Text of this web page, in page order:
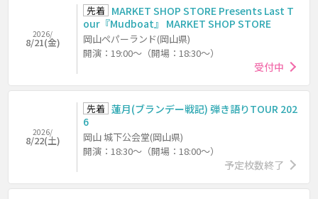
2026/
8/21(金)
先着 MARKET SHOP STORE Presents Last T
our『Mudboat』 MARKET SHOP STORE
岡山ペパーランド(岡山県)
開演：19:00～（開場：18:30～）
受付中
2026/
8/22(土)
先着 蓮月(ブランデー戦記) 弾き語りTOUR 202
6
岡山 城下公会堂(岡山県)
開演：18:30～（開場：18:00～）
予定枚数終了